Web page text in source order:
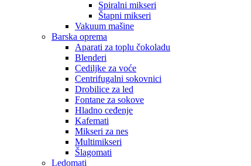
Spiralni mikseri
Štapni mikseri
Vakuum mašine
Barska oprema
Aparati za toplu čokoladu
Blenderi
Cediljke za voće
Centrifugalni sokovnici
Drobilice za led
Fontane za sokove
Hladno ceđenje
Kafemati
Mikseri za nes
Multimikseri
Šlagomati
Ledomati